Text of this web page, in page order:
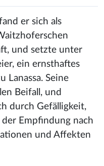
er sich als
und setzte unter
ein ernsthaftes
Lanassa. Seine
Beifall, und
durch Gefälligkeit,
Empfindung nach
und Affekten